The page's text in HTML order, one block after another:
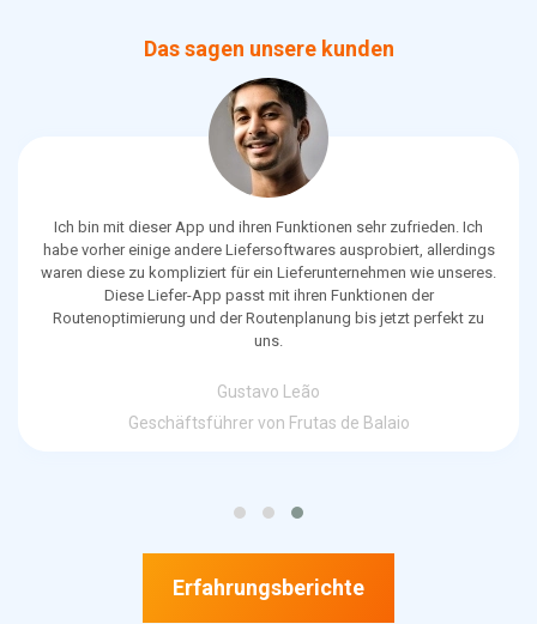
Das sagen unsere kunden
Ich bin mit dieser App und ihren Funktionen sehr zufrieden. Ich
habe vorher einige andere Liefersoftwares ausprobiert, allerdings
waren diese zu kompliziert für ein Lieferunternehmen wie unseres.
Diese Liefer-App passt mit ihren Funktionen der
Routenoptimierung und der Routenplanung bis jetzt perfekt zu
uns.
Gustavo Leão
Geschäftsführer von Frutas de Balaio
Erfahrungsberichte